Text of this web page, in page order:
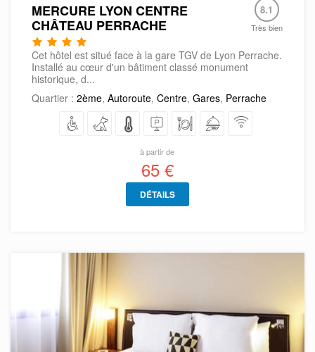
MERCURE LYON CENTRE
CHÂTEAU PERRACHE
8.1
Très bien
Cet hôtel est situé face à la gare TGV de Lyon Perrache.
Installé au cœur d'un bâtiment classé monument
historique, d...
Quartier : 2ème, Autoroute, Centre, Gares, Perrache
à partir de
65 €
DÉTAILS